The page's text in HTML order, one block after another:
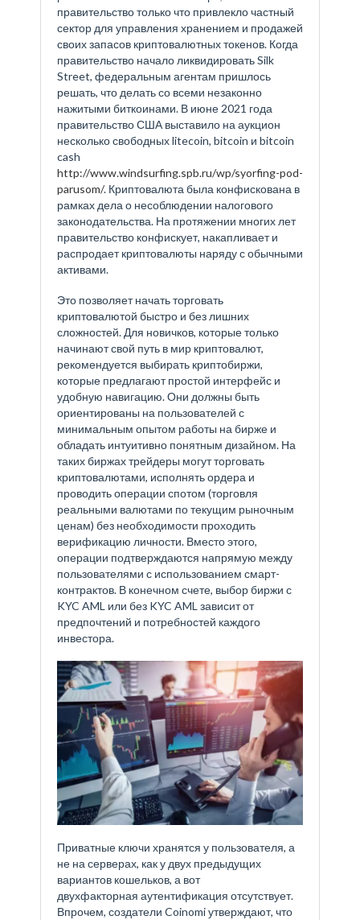
правительство только что привлекло частный
сектор для управления хранением и продажей
своих запасов криптовалютных токенов. Когда
правительство начало ликвидировать Silk
Street, федеральным агентам пришлось
решать, что делать со всеми незаконно
нажитыми биткоинами. В июне 2021 года
правительство США выставило на аукцион
несколько свободных litecoin, bitcoin и bitcoin
cash
http://www.windsurfing.spb.ru/wp/syorfing-pod-
parusom/. Криптовалюта была конфискована в
рамках дела о несоблюдении налогового
законодательства. На протяжении многих лет
правительство конфискует, накапливает и
распродает криптовалюты наряду с обычными
активами.
Это позволяет начать торговать
криптовалютой быстро и без лишних
сложностей. Для новичков, которые только
начинают свой путь в мир криптовалют,
рекомендуется выбирать криптобиржи,
которые предлагают простой интерфейс и
удобную навигацию. Они должны быть
ориентированы на пользователей с
минимальным опытом работы на бирже и
обладать интуитивно понятным дизайном. На
таких биржах трейдеры могут торговать
криптовалютами, исполнять ордера и
проводить операции спотом (торговля
реальными валютами по текущим рыночным
ценам) без необходимости проходить
верификацию личности. Вместо этого,
операции подтверждаются напрямую между
пользователями с использованием смарт-
контрактов. В конечном счете, выбор биржи с
KYC AML или без KYC AML зависит от
предпочтений и потребностей каждого
инвестора.
Приватные ключи хранятся у пользователя, а
не на серверах, как у двух предыдущих
вариантов кошельков, а вот
двухфакторная аутентификация отсутствует.
Впрочем, создатели Coinomi утверждают, что